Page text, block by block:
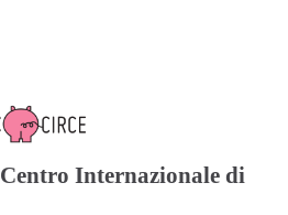
Centro Internazionale di